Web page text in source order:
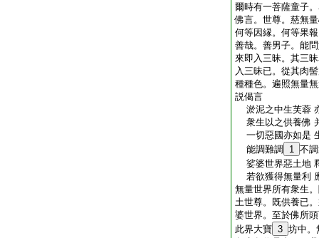
爾時有一菩薩童子
佛言。世尊。慈無
何等因縁。何等果
善哉。善男子。能
來即入三昧。其三
入三昧已。從其肉
種種色。遍照無量
説偈言
淤泥之中生芙蓉
衆生以之供養佛
一切惡國亦如是
能調難調
1 不
娑婆世界惡土地
若欲獲得無量利
無量世界所有衆生
土世尊。既供養已
婆世界。至於佛所
此界大寶 3 坊中。